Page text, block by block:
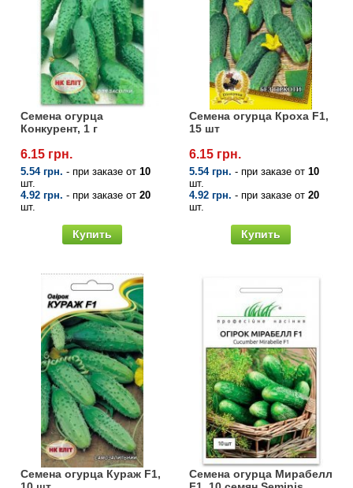
Семена огурца
Конкурент, 1 г
6.15 грн.
5.54 грн. - при заказе от 10
шт.
4.92 грн. - при заказе от 20
шт.
Купить
Семена огурца Кроха F1,
15 шт
6.15 грн.
5.54 грн. - при заказе от 10
шт.
4.92 грн. - при заказе от 20
шт.
Купить
Семена огурца Кураж F1,
Семена огурца Мирабелл